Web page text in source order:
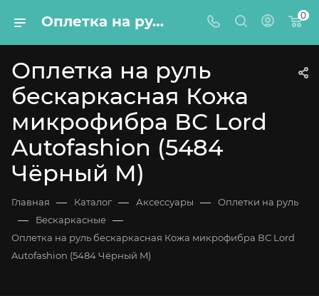
Оплетка на руль бескаркасная Кожа микрофибра ВС Lord Autofashion (5484 Чёрный M) 0
Оплетка на руль
бескаркасная Кожа
микрофибра ВС Lord
Autofashion (5484
Чёрный M)
Главная — Каталог — Аксессуары — Оплетки на руль
— Бескаркасные —
Оплетка на руль бескаркасная Кожа микрофибра ВС Lord
Autofashion (5484 Чёрный M)